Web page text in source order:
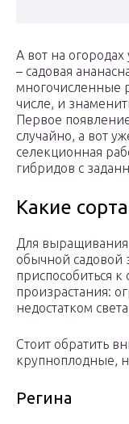
А вот на огородах
– садовая
многочисленные
числе, и
Первое
случайно, а вот
селекционная
гибридов с
Какие
Для выращивания
обычной садовой
приспособиться
произрастания:
недостатком
Стоит обратить
крупноплодные,
Регина